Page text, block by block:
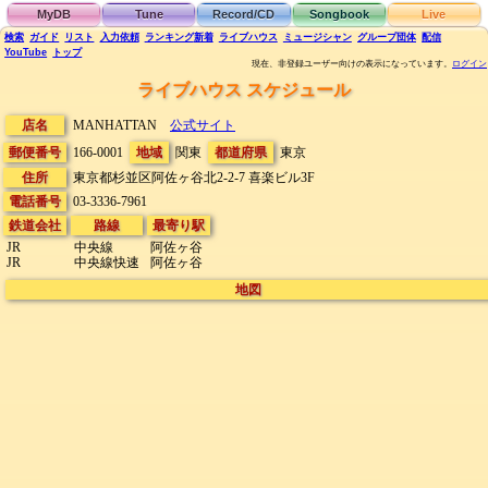
MyDB Tune Record/CD Songbook Live
検索 ガイド リスト 入力依頼 ランキング新着 ライブハウス ミュージシャン グループ団体 配信
YouTube
トップ
現在、非登録ユーザー向けの表示になっています。 ログイン
ライブハウス スケジュール
店名 MANHATTAN 公式サイト
郵便番号
166-0001 地域 関東 都道府県
東京
住所
東京都杉並区阿佐ヶ谷北2-2-7 喜楽ビル3F
電話番号
03-3336-7961
鉄道会社
JR
JR
路線
中央線
中央線快速
最寄り駅
阿佐ヶ谷
阿佐ヶ谷
地図